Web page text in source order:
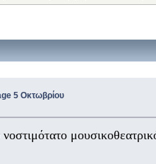
5 Οκτωβρίου